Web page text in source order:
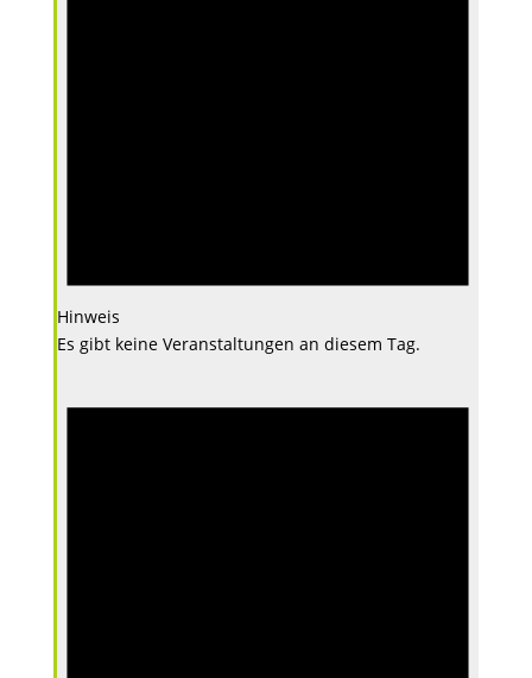
Hinweis
Es gibt keine Veranstaltungen an diesem Tag.